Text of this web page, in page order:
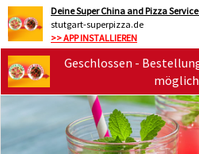
Deine Super China and Pizza
stutgart-superpizza.de
>> APP INSTALLIEREN
Geschlossen -